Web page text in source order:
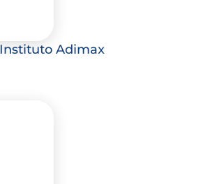
Instituto Adimax